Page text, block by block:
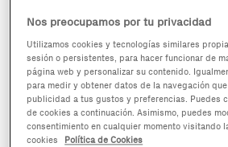
Nos preocupamos por tu privacidad
Utilizamos cookies y tecnologías similares
sesión o persistentes, para hacer funcionar de
página web y personalizar su contenido.
para medir y obtener datos de la navegación
publicidad a tus gustos y preferencias. Puedes
de cookies a continuación. Asimismo, puedes
consentimiento en cualquier momento visitando
cookies
Política de Cookies